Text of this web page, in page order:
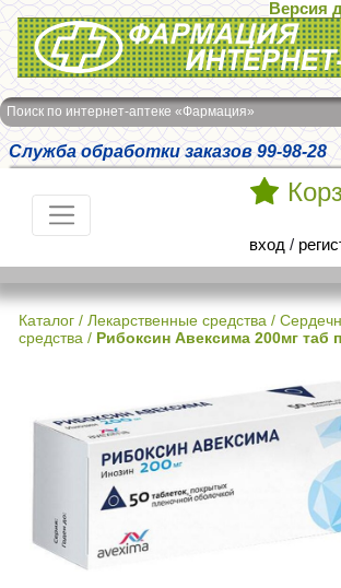
Интернет-аптека Фармация
Версия
Поиск по интернет-аптеке «Фармация»
Служба обработки заказов 99-98-28
вход /
Каталог / Лекарственные средства /
средства / Рибоксин Авексима 200мг таб